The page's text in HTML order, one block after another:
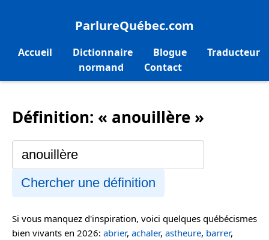
ParlureQuébec.com
Accueil Dictionnaire Blogue
Traducteur
normand
Contact
Définition: « anouillère »
Chercher une définition
Si vous manquez d'inspiration, voici quelques québécismes
bien vivants en 2026: abrier, achaler, astheure, barrer,